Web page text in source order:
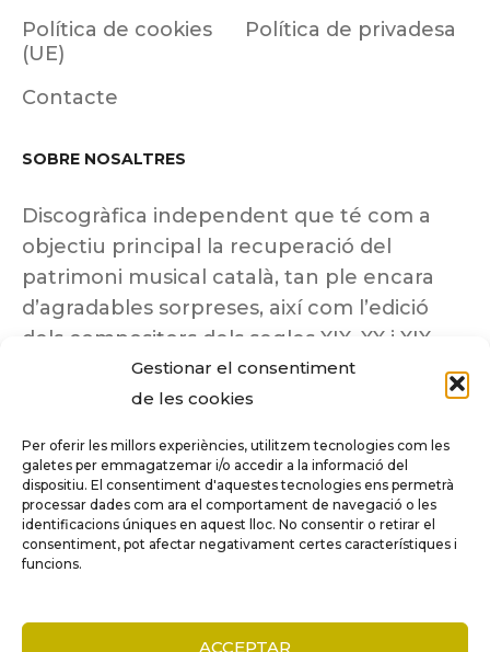
Gestionar el consentiment
de les cookies
Per oferir les millors experiències, utilitzem tecnologies com les
galetes per emmagatzemar i/o accedir a la informació del
dispositiu. El consentiment d'aquestes tecnologies ens permetrà
processar dades com ara el comportament de navegació o les
identificacions úniques en aquest lloc. No consentir o retirar el
consentiment, pot afectar negativament certes característiques i
funcions.
ACCEPTAR
Política de cookies
(UE)
Política de privadesa
Contacte
SOBRE NOSALTRES
Discogràfica independent que té com a
objectiu principal la recuperació del
patrimoni musical català, tan ple encara
d’agradables sorpreses, així com l’edició
dels compositors dels segles XIX, XX i XIX
insuficientment coneguts.
Tots els drets reservats a ©Columna
Música.
COMPARE (0)